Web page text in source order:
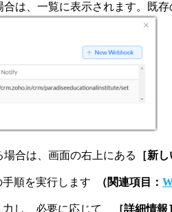
は、一覧に表示されます。既
場合は、画面の右上にある ［新
順を実行します （関連項目：
力し、必要に応じて、 ［詳細情報